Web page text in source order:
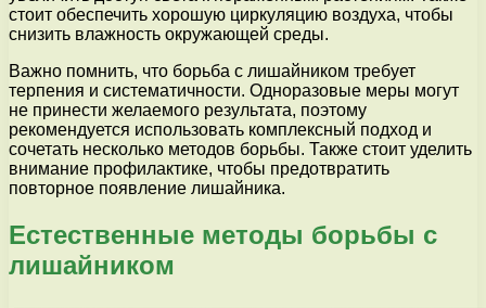
стоит обеспечить хорошую циркуляцию воздуха, чтобы
снизить влажность окружающей среды.
Важно помнить, что борьба с лишайником требует
терпения и систематичности. Одноразовые меры могут
не принести желаемого результата, поэтому
рекомендуется использовать комплексный подход и
сочетать несколько методов борьбы. Также стоит уделить
внимание профилактике, чтобы предотвратить
повторное появление лишайника.
Естественные методы борьбы с
лишайником